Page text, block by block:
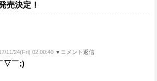
売決定！
11/24(Fri) 02:00:40 ▼コメント返信
▽￣;)